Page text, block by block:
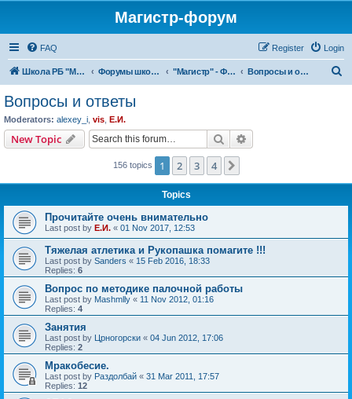
Магистр-форум
FAQ Login
Register
Школа РБ "МАГИСТР" Форумы школы РБ "МАГИСТР" "Магистр" - Форумы. Вопросы и ответы
Вопросы и ответы
Moderators: alexey_i vis Е.И.
New Topic Search
156 topics 1 2 3 4
Topics
Прочитайте очень внимательно
Last post by Е.И. « 01 Nov 2017, 12:53
Тяжелая атлетика и Рукопашка помагите !!!
Last post by Sanders « 15 Feb 2016, 18:33
Replies: 6
Вопрос по методике палочной работы
Last post by Mashmlly « 11 Nov 2012, 01:16
Replies: 4
Занятия
Last post by Црногорски « 04 Jun 2012, 17:06
Replies: 2
Мракобесие.
Last post by Раздолбай « 31 Mar 2011, 17:57
Replies: 12